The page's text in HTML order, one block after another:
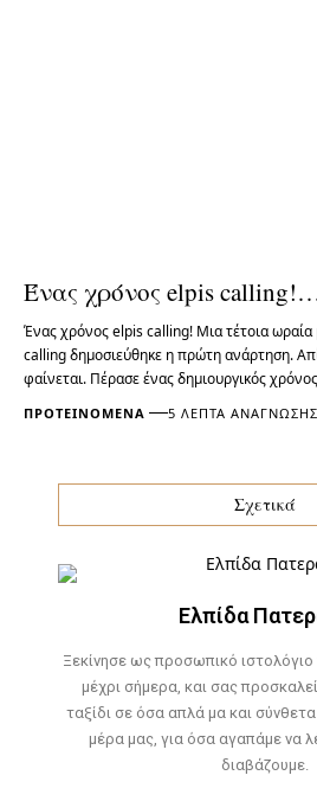
Ένας χρόνος elpis
Ένας χρόνος elpis calling! Μια τέτοια ωραία
calling δημοσιεύθηκε η πρώτη ανάρτηση.
φαίνεται. Πέρασε ένας δημιουργικός
ΠΡΟΤΕΙΝΌΜΕΝΑ 5 ΛΕΠΤΆ ΑΝΆΓΝΩΣΗΣ
Σχετικά
Ελπίδα
Ξεκίνησε ως προσωπικό ιστολόγιο
μέχρι σήμερα, και σας
ταξίδι σε όσα απλά μα και
μέρα μας, για όσα αγαπάμε να
διαβάζουμε.